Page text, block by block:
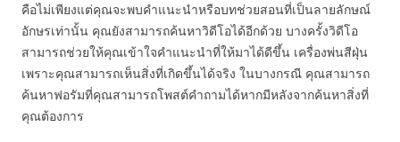
คือไม่เพียงแต่คุณจะพบคำแนะนำหรือบทช่วยสอนที่เป็นลายลักษณ์
อักษรเท่านั้น คุณยังสามารถค้นหาวิดีโอได้อีกด้วย บางครั้งวิดีโอ
สามารถช่วยให้คุณเข้าใจคำแนะนำที่ให้มาได้ดีขึ้น เครื่องพ่นสีฝุ่น
เพราะคุณสามารถเห็นสิ่งที่เกิดขึ้นได้จริง ในบางกรณี คุณสามารถ
ค้นหาฟอรัมที่คุณสามารถโพสต์คำถามได้หากมีหลังจากค้นหาสิ่งที่
คุณต้องการ